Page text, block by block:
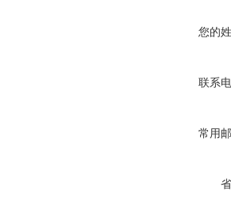
您的
联系
常用